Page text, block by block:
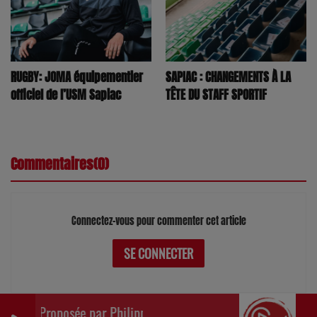
Proposée par Philippe Detraux
RUGBY: JOMA équipementier
officiel de l’USM Sapiac
SAPIAC : CHANGEMENTS À LA
TÊTE DU STAFF SPORTIF
Commentaires(0)
Connectez-vous pour commenter cet article
SE CONNECTER